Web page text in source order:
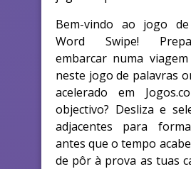
Bem-vindo ao jogo
Word Swipe!
embarcar numa
neste jogo de palavras
acelerado em
objectivo? Desliza e
adjacentes para
antes que o tempo
de pôr à prova as tuas